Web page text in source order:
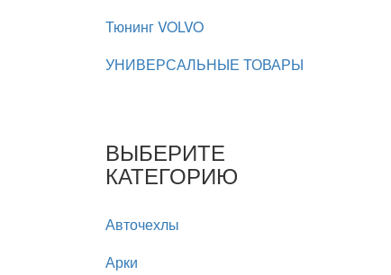
Тюнинг VOLVO
УНИВЕРСАЛЬНЫЕ ТОВАРЫ
ВЫБЕРИТЕ
КАТЕГОРИЮ
Авточехлы
Арки